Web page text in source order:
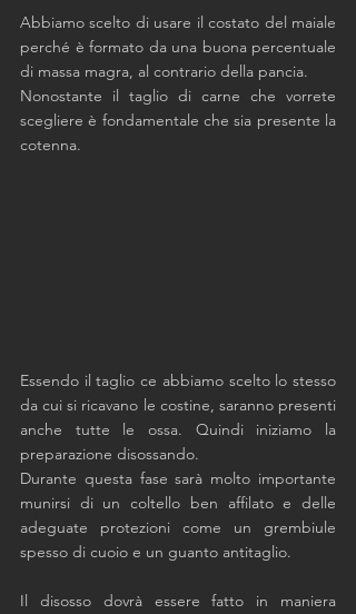
Abbiamo scelto di usare il costato del maiale
perché è formato da una buona percentuale
di massa magra, al contrario della pancia.
Nonostante il taglio di carne che vorrete
scegliere è fondamentale che sia presente la
cotenna.
Essendo il taglio ce abbiamo scelto lo stesso
da cui si ricavano le costine, saranno presenti
anche tutte le ossa. Quindi iniziamo la
preparazione disossando.
Durante questa fase sarà molto importante
munirsi di un coltello ben affilato e delle
adeguate protezioni come un grembiule
spesso di cuoio e un guanto antitaglio.
Il disosso dovrà essere fatto in maniera